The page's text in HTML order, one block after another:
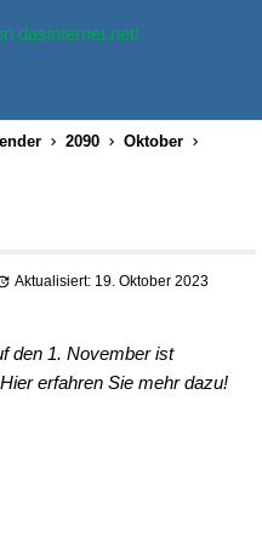
2090
Oktober
Aktualisiert: 19. Oktober 2023
den 1. November ist
erfahren Sie mehr dazu!